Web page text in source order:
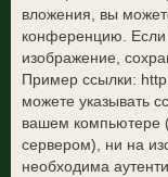
вложения, вы
конференцию. Если
изображение,
Пример ссылки:
можете указывать
вашем компьютере
сервером), ни на
необходима